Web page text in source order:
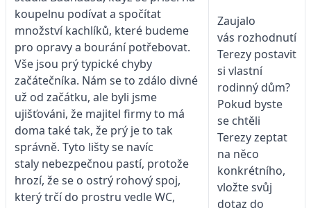
koupelnu podívat a spočítat
množství kachlíků, které budeme
pro opravy a bourání potřebovat.
Vše jsou prý typické chyby
začátečníka. Nám se to zdálo divné
už od začátku, ale byli jsme
ujišťováni, že majitel firmy to má
doma také tak, že prý je to tak
správně. Tyto lišty se navíc
staly nebezpečnou pastí, protože
hrozí, že se o ostrý rohový spoj,
který trčí do prostru vedle WC,
Zaujalo
vás rozhodnutí
Terezy postavit
si vlastní
rodinný dům?
Pokud byste
se chtěli
Terezy zeptat
na něco
konkrétního,
vložte svůj
dotaz do